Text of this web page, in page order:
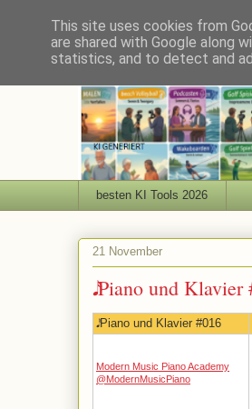
besten KI Tools 2026
21 November
𝅘𝅥𝅯 Piano und Klavier
𝅘𝅥𝅯 Piano und Klavier #016
Modern Music Piano Academy
@ModernMusicPiano
This site uses cookies from
are shared with Google along
statistics, and to detect and